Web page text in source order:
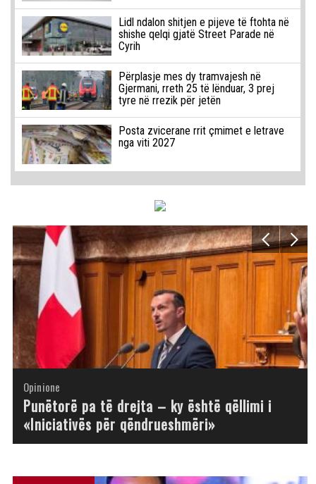
Lidl ndalon shitjen e pijeve të ftohta në
shishe qelqi gjatë Street Parade në
Cyrih
Përplasje mes dy tramvajesh në
Gjermani, rreth 25 të lënduar, 3 prej
tyre në rrezik për jetën
Posta zvicerane rrit çmimet e letrave
nga viti 2027
Opinione
Opinione
Punëtorë pa të drejta – ky është qëllimi i
«Iniciativës për qëndrueshmëri»
Opinione
Opinione
Opinione
Opinione
Opinione
Opinione